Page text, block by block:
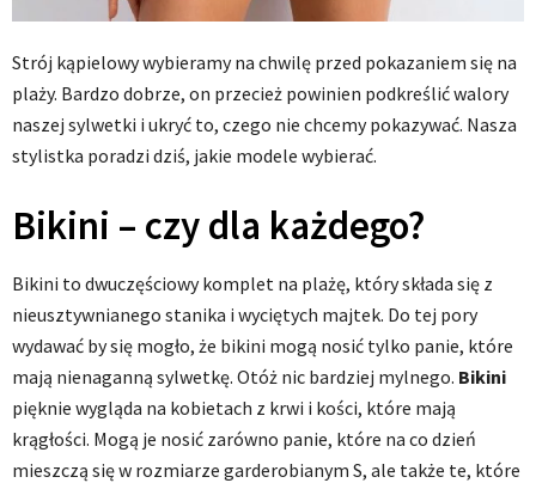
Strój kąpielowy wybieramy na chwilę przed pokazaniem się na
plaży. Bardzo dobrze, on przecież powinien podkreślić walory
naszej sylwetki i ukryć to, czego nie chcemy pokazywać. Nasza
stylistka poradzi dziś, jakie modele wybierać.
Bikini – czy dla każdego?
Bikini to dwuczęściowy komplet na plażę, który składa się z
nieusztywnianego stanika i wyciętych majtek. Do tej pory
wydawać by się mogło, że bikini mogą nosić tylko panie, które
mają nienaganną sylwetkę. Otóż nic bardziej mylnego. Bikini
pięknie wygląda na kobietach z krwi i kości, które mają
krągłości. Mogą je nosić zarówno panie, które na co dzień
mieszczą się w rozmiarze garderobianym S, ale także te, które